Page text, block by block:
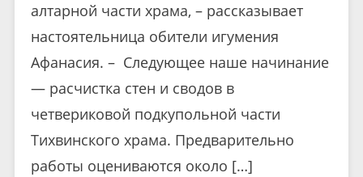
алтарной части храма, – рассказывает
настоятельница обители игумения
Афанасия. – Следующее наше начинание
— расчистка стен и сводов в
четвериковой подкупольной части
Тихвинского храма. Предварительно
работы оцениваются около […]